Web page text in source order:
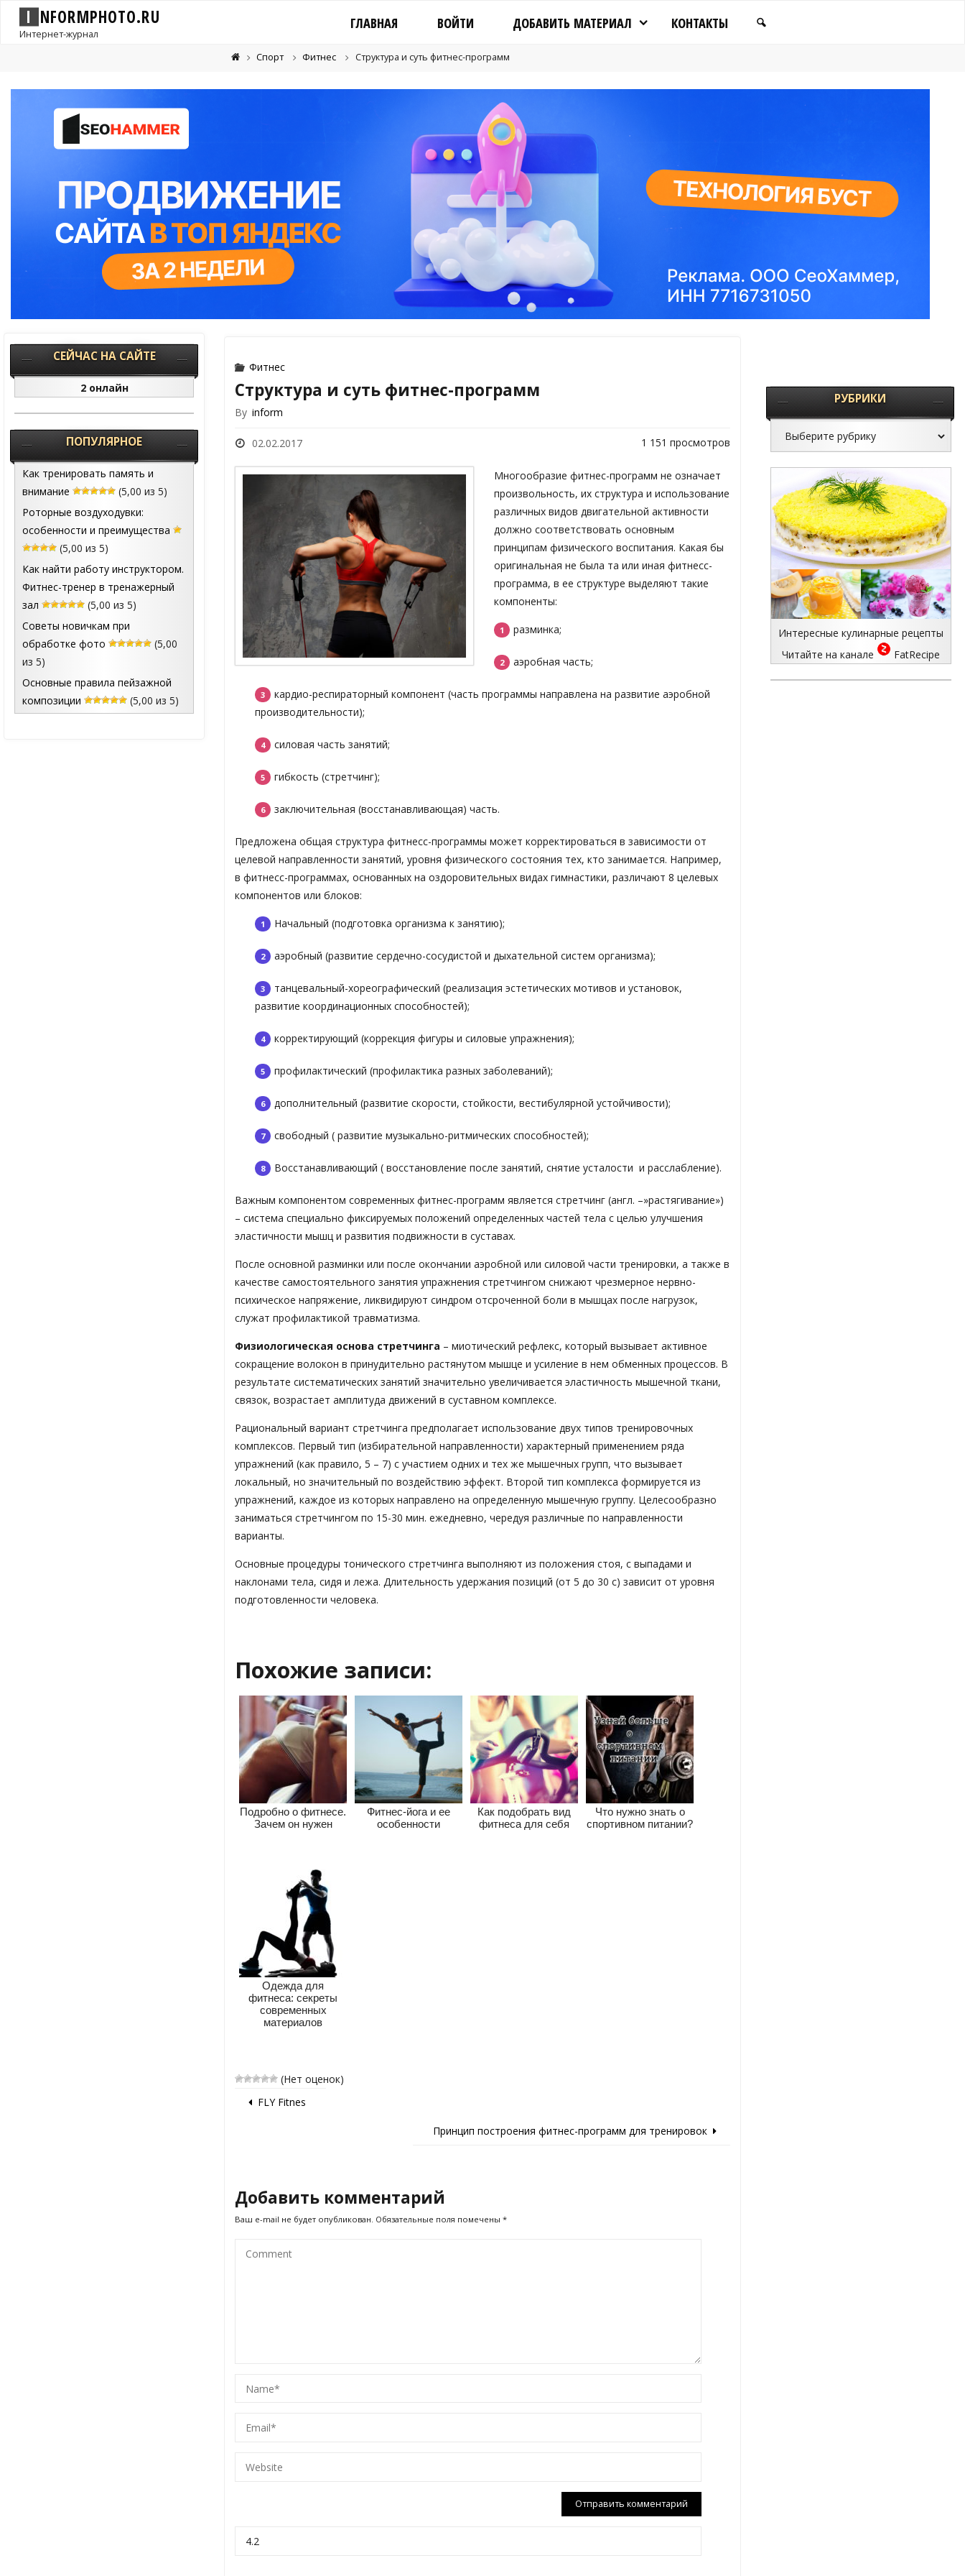
I NFORMPHOTO.RU
Интернет-журнал
ГЛАВНАЯ ВОЙТИ ДОБАВИТЬ МАТЕРИАЛ КОНТАКТЫ
Спорт Фитнес Cтруктура и суть фитнес-программ
Фитнес
Cтруктура и суть фитнес-программ
By inform
02.02.2017 1 151 просмотров
Многообразие фитнес-программ не означает
произвольность, их структура и использование
различных видов двигательной активности
должно соответствовать основным
принципам физического воспитания. Какая бы
оригинальная не была та или иная фитнесс-
программа, в ее структуре выделяют такие
компоненты:
разминка;
аэробная часть;
кардио-респираторный компонент (часть программы направлена на развитие аэробной
производительности);
силовая часть занятий;
гибкость (стретчинг);
заключительная (восстанавливающая) часть.
Предложена общая структура фитнесс-программы может корректироваться в зависимости от
целевой направленности занятий, уровня физического состояния тех, кто занимается. Например,
в фитнесс-программах, основанных на оздоровительных видах гимнастики, различают 8 целевых
компонентов или блоков:
Начальный (подготовка организма к занятию);
аэробный (развитие сердечно-сосудистой и дыхательной систем организма);
танцевальный-хореографический (реализация эстетических мотивов и установок,
развитие координационных способностей);
корректирующий (коррекция фигуры и силовые упражнения);
профилактический (профилактика разных заболеваний);
дополнительный (развитие скорости, стойкости, вестибулярной устойчивости);
свободный ( развитие музыкально-ритмических способностей);
Восстанавливающий ( восстановление после занятий, снятие усталости и расслабление).
Важным компонентом современных фитнес-программ является стретчинг (англ. –»растягивание»)
– система специально фиксируемых положений определенных частей тела с целью улучшения
эластичности мышц и развития подвижности в суставах.
После основной разминки или после окончании аэробной или силовой части тренировки, а также в
качестве самостоятельного занятия упражнения стретчингом снижают чрезмерное нервно-
психическое напряжение, ликвидируют синдром отсроченной боли в мышцах после нагрузок,
служат профилактикой травматизма.
Физиологическая основа стретчинга – миотический рефлекс, который вызывает активное
сокращение волокон в принудительно растянутом мышце и усиление в нем обменных процессов. В
результате систематических занятий значительно увеличивается эластичность мышечной ткани,
связок, возрастает амплитуда движений в суставном комплексе.
Рациональный вариант стретчинга предполагает использование двух типов тренировочных
комплексов. Первый тип (избирательной направленности) характерный применением ряда
упражнений (как правило, 5 – 7) с участием одних и тех же мышечных групп, что вызывает
локальный, но значительный по воздействию эффект. Второй тип комплекса формируется из
упражнений, каждое из которых направлено на определенную мышечную группу. Целесообразно
заниматься стретчингом по 15-30 мин. ежедневно, чередуя различные по направленности
варианты.
Основные процедуры тонического стретчинга выполняют из положения стоя, с выпадами и
наклонами тела, сидя и лежа. Длительность удержания позиций (от 5 до 30 с) зависит от уровня
подготовленности человека.
Похожие записи:
Подробно о фитнесе.
Зачем он нужен
Фитнес-йога и ее
особенности
Как подобрать вид
фитнеса для себя
Что нужно знать о
спортивном питании?
Одежда для
фитнеса: секреты
современных
материалов
(Нет оценок)
FLY Fitnes
Принцип построения фитнес-программ для тренировок
Добавить комментарий
Ваш e-mail не будет опубликован. Обязательные поля помечены*
СЕЙЧАС НА САЙТЕ
2 онлайн
ПОПУЛЯРНОЕ
Как тренировать память и
внимание
(5,00 из 5)
Роторные воздуходувки:
особенности и преимущества
(5,00 из 5)
Как найти работу инструктором.
Фитнес-тренер в тренажерный
зал
(5,00 из 5)
Советы новичкам при
обработке фото
(5,00
из 5)
Основные правила пейзажной
композиции
(5,00 из 5)
РУБРИКИ
Интересные кулинарные рецепты
Читайте на канале
FatRecipe